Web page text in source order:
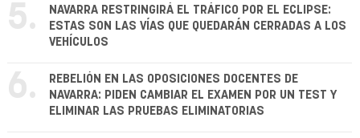
5.
NAVARRA RESTRINGIRÁ EL TRÁFICO POR EL ECLIPSE:
ESTAS SON LAS VÍAS QUE QUEDARÁN CERRADAS A LOS
VEHÍCULOS
6.
REBELIÓN EN LAS OPOSICIONES DOCENTES DE
NAVARRA: PIDEN CAMBIAR EL EXAMEN POR UN TEST Y
ELIMINAR LAS PRUEBAS ELIMINATORIAS